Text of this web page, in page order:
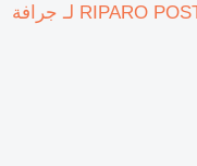
قطعة الغيار الأخرى للمحرك RIPARO POSTERIORE لـ جرافة